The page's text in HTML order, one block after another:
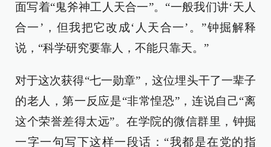
面写着“鬼斧神工人天合一”。“一般我们讲‘天人
合一’，但我把它改成‘人天合一’。”钟掘解释
说，“科学研究要靠人，不能只靠天。”
对于这次获得“七一勋章”，这位埋头干了一辈子
的老人，第一反应是“非常惶恐”，连说自己“离
这个荣誉差得太远”。在学院的微信群里，钟掘
一字一句写下这样一段话：“我都是在党的指